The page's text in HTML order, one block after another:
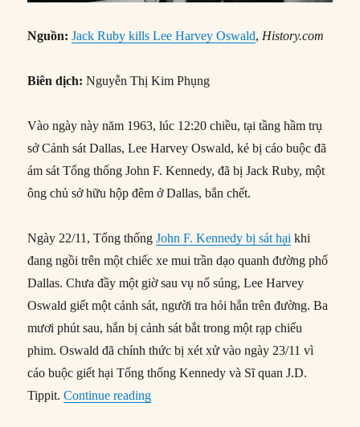
Nguồn: Jack Ruby kills Lee Harvey Oswald, History.com
Biên dịch: Nguyễn Thị Kim Phụng
Vào ngày này năm 1963, lúc 12:20 chiều, tại tầng hầm trụ
sở Cảnh sát Dallas, Lee Harvey Oswald, kẻ bị cáo buộc đã
ám sát Tổng thống John F. Kennedy, đã bị Jack Ruby, một
ông chủ sở hữu hộp đêm ở Dallas, bắn chết.
Ngày 22/11, Tổng thốngJohn F. Kennedy bị sát hại khi
đang ngồi trên một chiếc xe mui trần dạo quanh đường phố
Dallas. Chưa đầy một giờ sau vụ nổ súng, Lee Harvey
Oswald giết một cảnh sát, người tra hỏi hắn trên đường. Ba
mươi phút sau, hắn bị cảnh sát bắt trong một rạp chiếu
phim. Oswald đã chính thức bị xét xử vào ngày 23/11 vì
cáo buộc giết hại Tổng thống Kennedy và Sĩ quan J.D.
Tippit.Continue reading“24/11/1963: Jack Ruby sát hại Lee